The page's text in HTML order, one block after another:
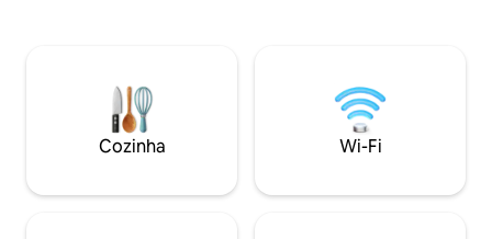
baloiço cama queen e de bancos de bar
perfeitos para brindes ao pôr do sol. Os
degraus da comunidade levam ao
acesso a uma praia isolada, com
baixa.
cozinha está
condicionado.
viajantes LGBT
Cozinha Wi-Fi